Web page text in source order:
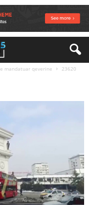
mandatuar qeverine 23620